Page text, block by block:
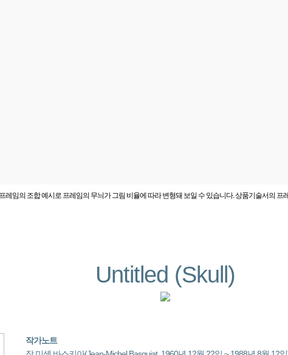
레임의 조합 예시로 프레임의 무늬가 그림 비율에 따라 변형돼 보일 수 있습니다. 상품기술서의 프
Untitled (Skull)
작가노트